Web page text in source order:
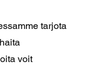
tarjota
voit